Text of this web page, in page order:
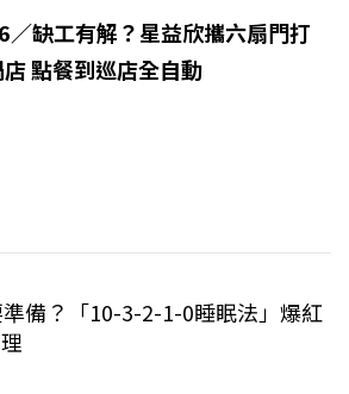
／缺工有解？星益欣攜六扇門打
點餐到巡店全自動
備？「10-3-2-1-0睡眠法」爆紅